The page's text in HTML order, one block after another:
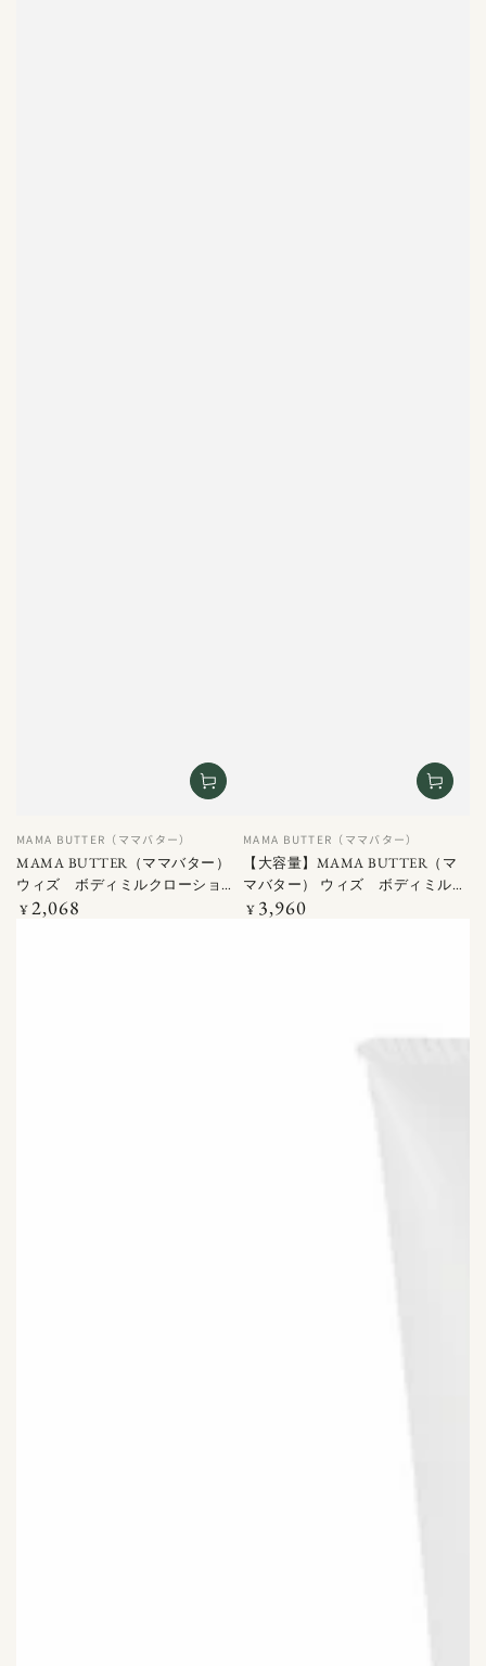
ベ
ン
ダ
ー
MAMA BUTTER（ママバター）
MAMA BUTTER（ママバター）
ウィズ ボディミルクローション
150G
定
¥2,068
ベ
ン
ダ
ー
MAMA BUTTER（ママバター）
【大容量】MAMA BUTTER（マ
マバター） ウィズ ボディミルク
ローション 500G
定
¥ 3,960